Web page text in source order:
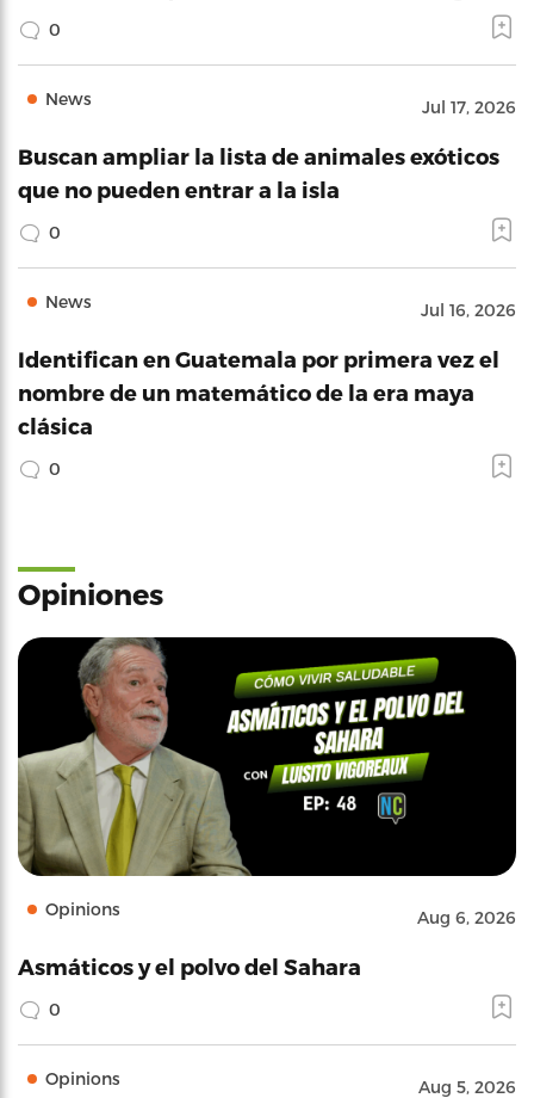
0
News Jul 17, 2026
Buscan ampliar la lista de animales exóticos
que no pueden entrar a la isla
0
News Jul 16, 2026
Identifican en Guatemala por primera vez el
nombre de un matemático de la era maya
clásica
0
Opiniones
Opinions Aug 6, 2026
Asmáticos y el polvo del Sahara
0
Opinions Aug 5, 2026